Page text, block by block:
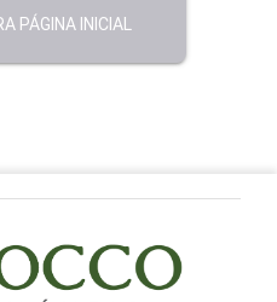
PÁGINA INICIAL